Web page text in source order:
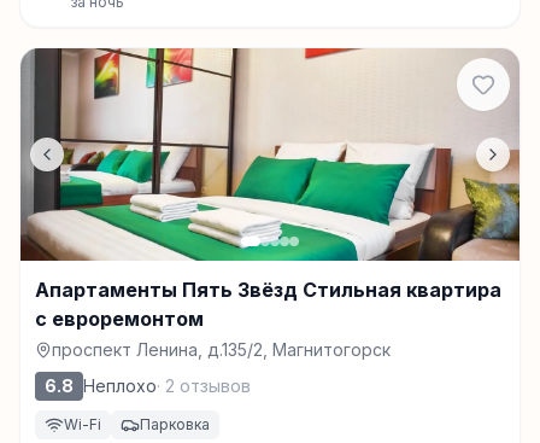
Апартаменты Пять Звёзд Стильная квартира
с евроремонтом
проспект Ленина, д.135/2, Магнитогорск
6.8 Неплохо· 2 отзывов
Wi-Fi Парковка